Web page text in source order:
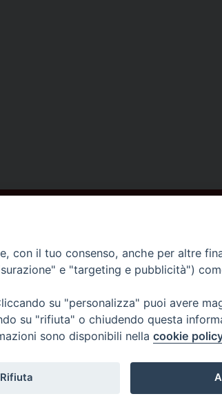
- 52100 Arezzo
con il tuo consenso, anche per altre
e "targeting e pubblicità")
su "personalizza" puoi avere
su "rifiuta" o chiudendo questa
sono disponibili nella cookie
Rifiuta